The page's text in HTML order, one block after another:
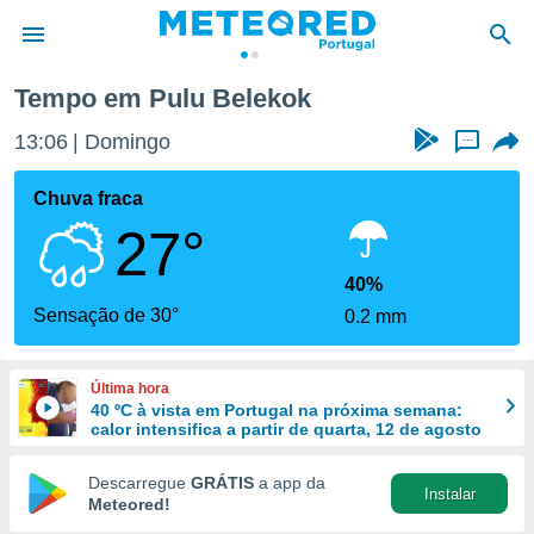
da
foi
fornecidas
a este
das
e
forma
digital
Tempo em Pulu Belekok
13:06 Domingo ...
Chuva fraca
27°
Sensação de 30°
40%
0.2 mm
Última hora
40 ºC à vista em Portugal na próxima semana:
calor intensifica a partir de quarta, 12 de agosto
Descarregue GRÁTIS a app da
Meteored!
Instalar